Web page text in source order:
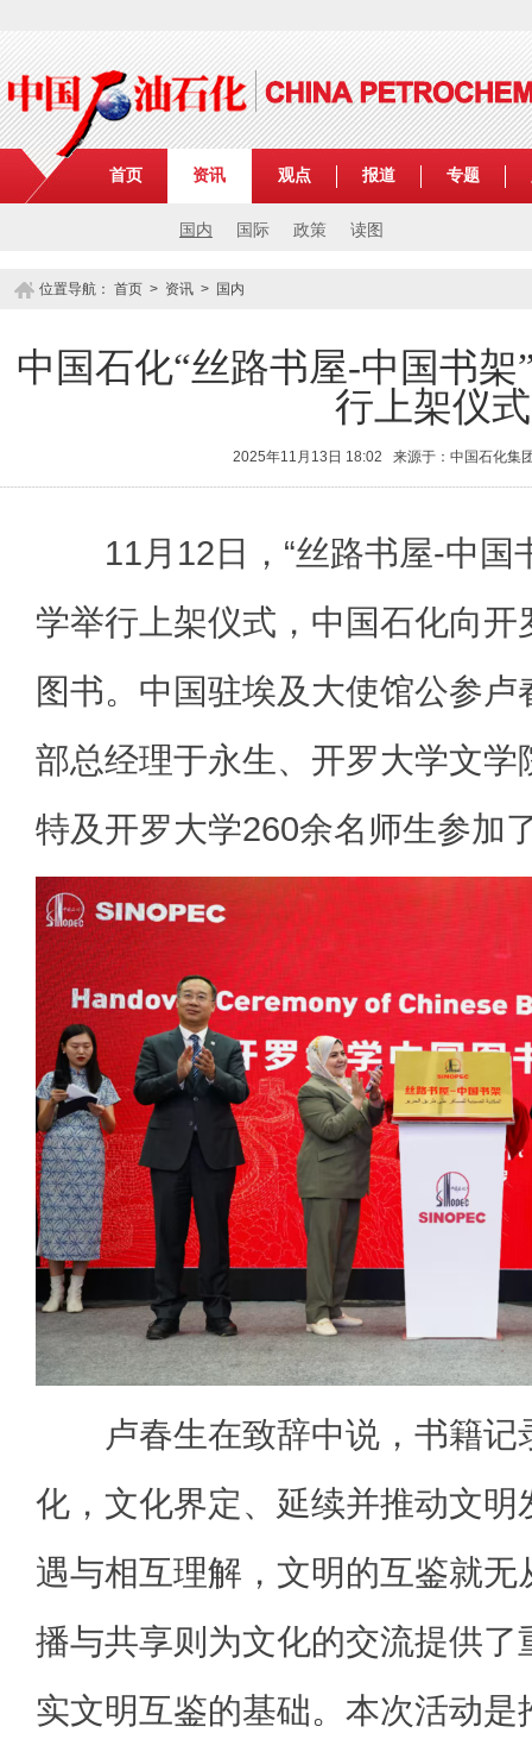
首页 资讯
国内 国际 政策 读图
观点 报道 专题
位置导航： 首页 > 资讯 > 国内
中国石化“丝路书屋-中国书
行上架仪式
2025年11月13日 18:02 来源于：中国石化
11月12日，“丝路书屋-中国
学举行上架仪式，中国石化向开
图书。中国驻埃及大使馆公参
部总经理于永生、开罗大学文学
特及开罗大学260余名师生参加
卢春生在致辞中说，书籍记
化，文化界定、延续并推动文明
遇与相互理解，文明的互鉴就
播与共享则为文化的交流提供了
实文明互鉴的基础。本次活动